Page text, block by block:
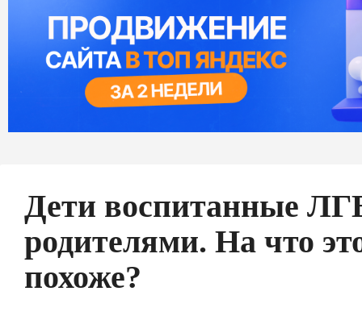
Дети воспитанные
родителями. На что
похоже?